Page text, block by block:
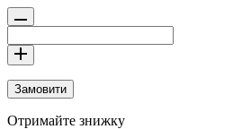
Замовити
Отримайте знижку